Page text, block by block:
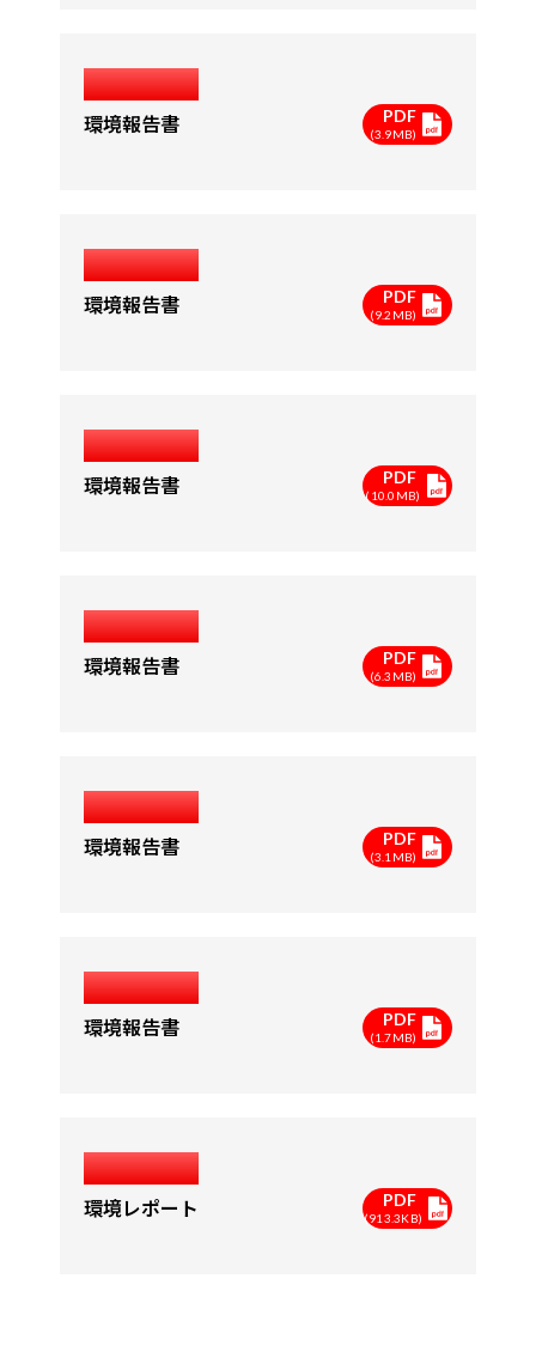
2008年度
環境報告書 PDF
(3.9MB)
2007年度
環境報告書 PDF
(9.2MB)
2006年度
環境報告書 PDF
(10.0MB)
2005年度
環境報告書 PDF
(6.3MB)
2004年度
環境報告書 PDF
(3.1MB)
2003年度
環境報告書 PDF
(1.7MB)
2002年度
環境レポート PDF
(913.3KB)